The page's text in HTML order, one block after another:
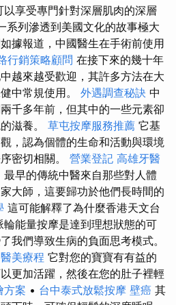
以享受專門針對深層肌肉的深層
系列滲透到美國文化的故事極大
據報道，中國醫生在手術前使用
行銷策略顧問 在接下來的幾十年
越來越受歡迎，其許多方法在大
中常規使用。 外遇調查秘訣 中
千多年前，但其中的一些元素卻
滋養。 草屯按摩服務推薦 它基
，認為個體的生命和活動與環境
密切相關。 營業登記 高雄牙醫
最早的傳統中醫來自那些對人體
大師，這要歸功於他們長時間的
這可能解釋了為什麼香港天文台
能量按摩是達到理想狀態的可
我們導致生病的負面思考模式。
美療程 它對您的寶寶有有益的
更加活躍，然後在您的肚子裡輕
方案 • 台中泰式放鬆按摩 壁癌 其